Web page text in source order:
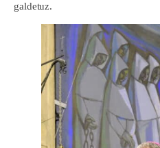
galdetuz.